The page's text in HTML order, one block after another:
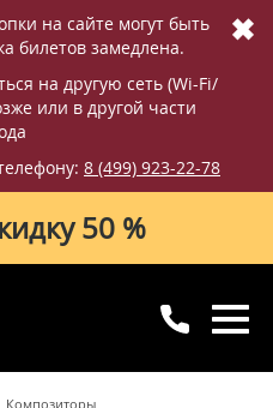
на сайте могут быть
билетов замедлена.
на другую сеть (Wi-Fi/
или в другой части
8 (499) 923-22-78
✖
50 %
Композиторы